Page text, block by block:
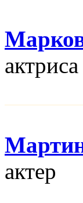
актриса
актер